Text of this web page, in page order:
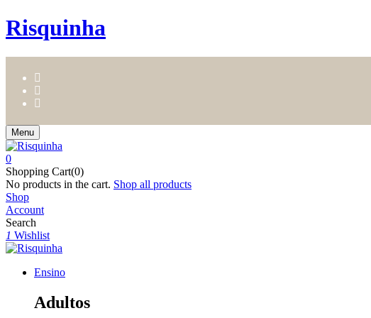
Risquinha
Menu
0
Shopping Cart(0)
No products in the cart. Shop all products
Shop
Account
Search
1 Wishlist
Ensino
Adultos